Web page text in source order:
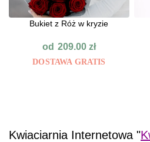
Bukiet z Róż w kryzie
od 209.00 zł
DOSTAWA GRATIS
Kwiaciarnia Internetowa "